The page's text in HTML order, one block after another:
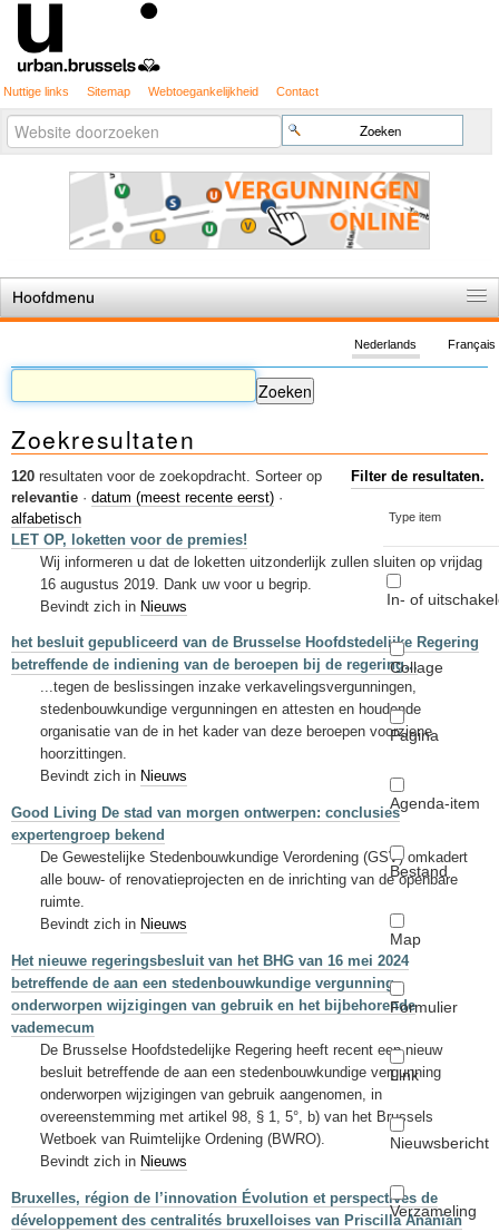
Nuttige links Sitemap Webtoegankelijkheid Contact
Zoek
Geavanceerd
zoeken...
Hoofdmenu
De spelregels
Stedenbouwkundige vergunning
Cartografie
Studies en publicaties
Sleutelwoorden
Stedenbouwkundige inlichtingen
Français
Nederlands
Zoekresultaten
120 resultaten voor de zoekopdracht. Filter de resultaten.
Type item
In- of
Collage
Pagina
Agenda-item
Bestand
Map
Formulier
Link
Nieuwsbericht
Verzameling
Sorteer op
relevantie · datum (meest recente eerst) ·
alfabetisch
LET OP, loketten voor de premies!
Wij informeren u dat de loketten uitzonderlijk zullen sluiten op vrijdag
16 augustus 2019. Dank uw voor u begrip.
Bevindt zich in Nieuws
het besluit gepubliceerd van de Brusselse Hoofdstedelijke Regering
betreffende de indiening van de beroepen bij de regering...
...tegen de beslissingen inzake verkavelingsvergunningen,
stedenbouwkundige vergunningen en attesten en houdende
organisatie van de in het kader van deze beroepen voorziene
hoorzittingen.
Bevindt zich in Nieuws
Good Living De stad van morgen ontwerpen: conclusies
expertengroep bekend
De Gewestelijke Stedenbouwkundige Verordening (GSV) omkadert
alle bouw- of renovatieprojecten en de inrichting van de openbare
ruimte.
Bevindt zich in Nieuws
Het nieuwe regeringsbesluit van het BHG van 16 mei 2024
betreffende de aan een stedenbouwkundige vergunning
onderworpen wijzigingen van gebruik en het bijbehorende
vademecum
De Brusselse Hoofdstedelijke Regering heeft recent een nieuw
besluit betreffende de aan een stedenbouwkundige vergunning
onderworpen wijzigingen van gebruik aangenomen, in
overeenstemming met artikel 98, § 1, 5°, b) van het Brussels
Wetboek van Ruimtelijke Ordening (BWRO).
Bevindt zich in Nieuws
Bruxelles, région de l’innovation Évolution et perspectives de
développement des centralités bruxelloises van Priscilla Ananian